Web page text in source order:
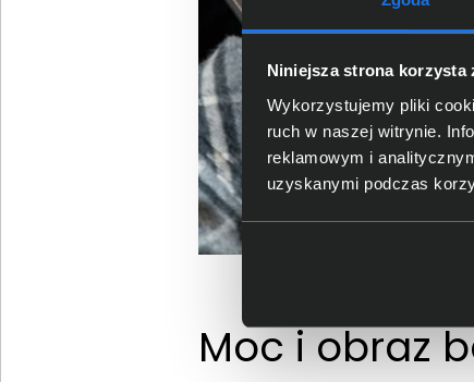
Niniejsza strona korzysta
Wykorzystujemy pliki
ruch w naszej witrynie.
reklamowym i
uzyskanymi podczas
Moc i obraz